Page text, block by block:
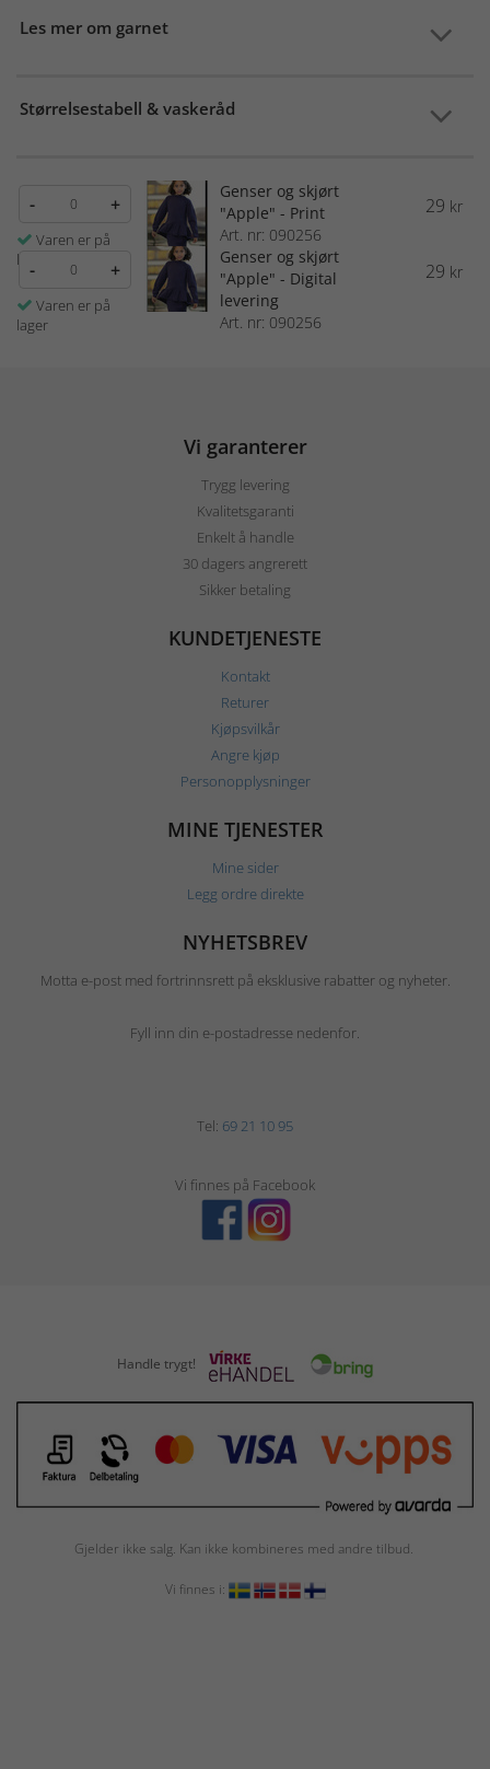
Les mer om garnet
Størrelsestabell & vaskeråd
- +
Varen er på
lager
Genser og skjørt
"Apple" - Print
Art. nr: 090256
29 kr
- +
Varen er på
lager
Genser og skjørt
"Apple" - Digital
levering
Art. nr: 090256
29 kr
Vi garanterer
Trygg levering
Kvalitetsgaranti
Enkelt å handle
30 dagers angrerett
Sikker betaling
KUNDETJENESTE
Kontakt
Returer
Kjøpsvilkår
Angre kjøp
Personopplysninger
MINE TJENESTER
Mine sider
Legg ordre direkte
NYHETSBREV
Motta e-post med fortrinnsrett på eksklusive rabatter og nyheter.
Fyll inn din e-postadresse nedenfor.
Tel: 69 21 10 95
Vi finnes på Facebook
Handle trygt!
Gjelder ikke salg. Kan ikke kombineres med andre tilbud.
Vi finnes i: